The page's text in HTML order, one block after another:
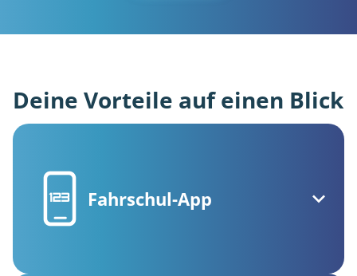
Deine Vorteile auf einen Blick
Fahrschul-App